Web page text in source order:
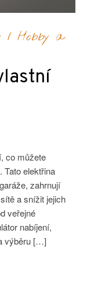
/ Hobby a
co můžete
Tato elektřina
zahrnují
a snížit jejich
veřejné
nabíjení,
výběru […]